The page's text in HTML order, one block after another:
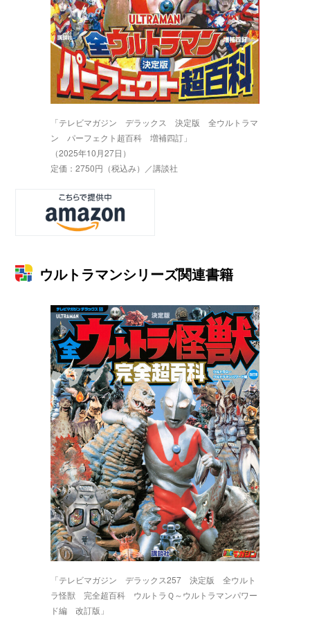
「テレビマガジン デラックス 決定版 全ウルトラマ
ン パーフェクト超百科 増補四訂」
（2025年10月27日）
定価：2750円（税込み）／講談社
ウルトラマンシリーズ関連書籍
「テレビマガジン デラックス257 決定版 全ウルト
ラ怪獣 完全超百科 ウルトラＱ～ウルトラマンパワー
ド編 改訂版」